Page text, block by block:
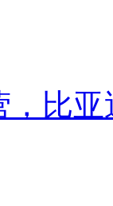
比